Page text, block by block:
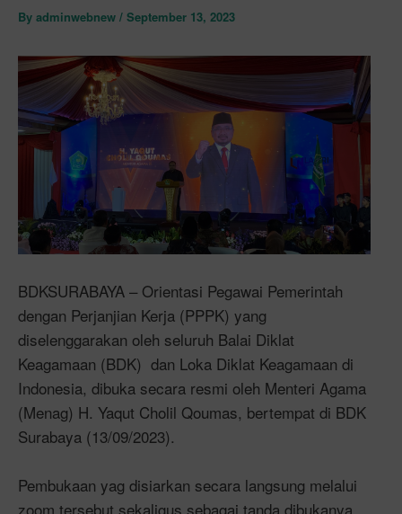
By adminwebnew / September 13, 2023
BDKSURABAYA – Orientasi Pegawai Pemerintah
dengan Perjanjian Kerja (PPPK) yang
diselenggarakan oleh seluruh Balai Diklat
Keagamaan (BDK) dan Loka Diklat Keagamaan di
Indonesia, dibuka secara resmi oleh Menteri Agama
(Menag) H. Yaqut Cholil Qoumas, bertempat di BDK
Surabaya (13/09/2023).
Pembukaan yag disiarkan secara langsung melalui
zoom tersebut sekaligus sebagai tanda dibukanya